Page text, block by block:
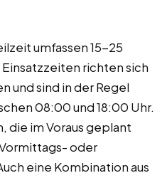
umfassen 15-25
richten sich
und sind in der Regel
08:00 und 18:00 Uhr.
die im Voraus geplant
oder
eine Kombination aus